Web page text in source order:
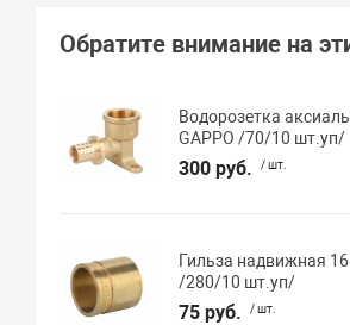
Обратите внимание на
Водорозетка
GAPPO /70/10 шт.уп/
300 руб. / шт.
Гильза надвижная 16
/280/10 шт.уп/
75 руб. / шт.